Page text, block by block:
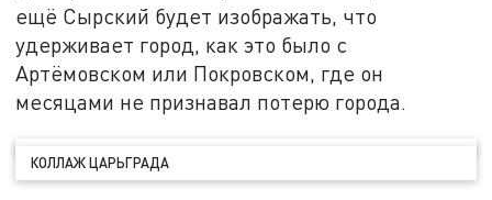
ещё Сырский будет изображать, что
удерживает город, как это было с
Артёмовском или Покровском, где он
месяцами не признавал потерю города.
КОЛЛАЖ ЦАРЬГРАДА